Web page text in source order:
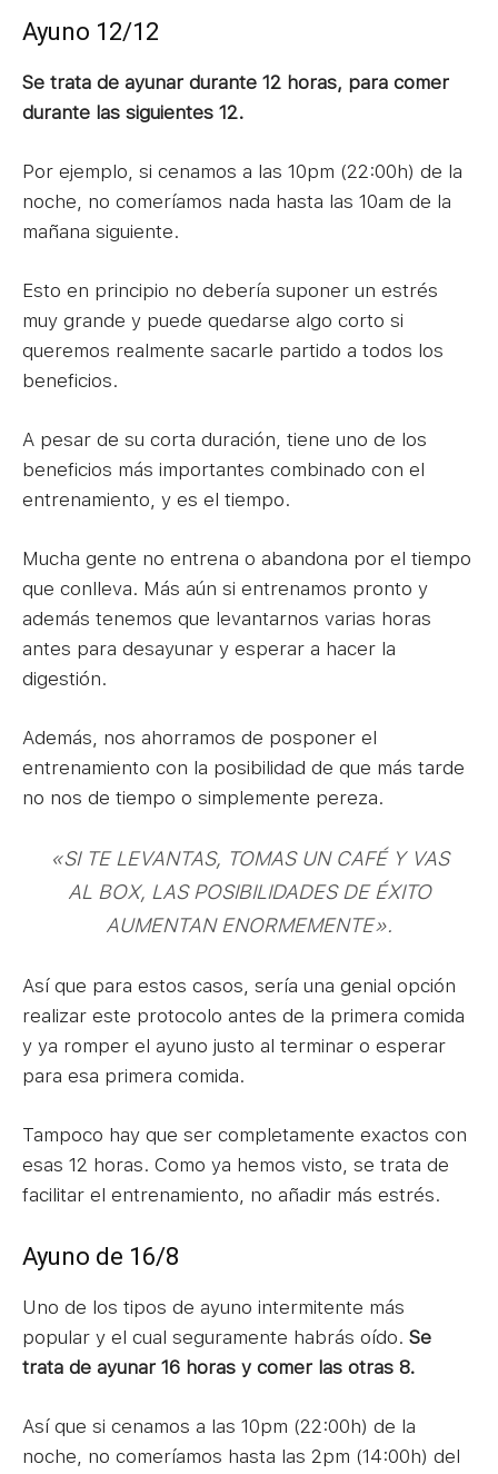
Ayuno 12/12
Se trata de ayunar durante 12 horas, para comer
durante las siguientes 12.
Por ejemplo, si cenamos a las 10pm (22:00h) de la
noche, no comeríamos nada hasta las 10am de la
mañana siguiente.
Esto en principio no debería suponer un estrés
muy grande y puede quedarse algo corto si
queremos realmente sacarle partido a todos los
beneficios.
A pesar de su corta duración, tiene uno de los
beneficios más importantes combinado con el
entrenamiento, y es el tiempo.
Mucha gente no entrena o abandona por el tiempo
que conlleva. Más aún si entrenamos pronto y
además tenemos que levantarnos varias horas
antes para desayunar y esperar a hacer la
digestión.
Además, nos ahorramos de posponer el
entrenamiento con la posibilidad de que más tarde
no nos de tiempo o simplemente pereza.
«SI TE LEVANTAS, TOMAS UN CAFÉ Y VAS
AL BOX, LAS POSIBILIDADES DE ÉXITO
AUMENTAN ENORMEMENTE».
Así que para estos casos, sería una genial opción
realizar este protocolo antes de la primera comida
y ya romper el ayuno justo al terminar o esperar
para esa primera comida.
Tampoco hay que ser completamente exactos con
esas 12 horas. Como ya hemos visto, se trata de
facilitar el entrenamiento, no añadir más estrés.
Ayuno de 16/8
Uno de los tipos de ayuno intermitente más
popular y el cual seguramente habrás oído. Se
trata de ayunar 16 horas y comer las otras 8.
Así que si cenamos a las 10pm (22:00h) de la
noche, no comeríamos hasta las 2pm (14:00h) del